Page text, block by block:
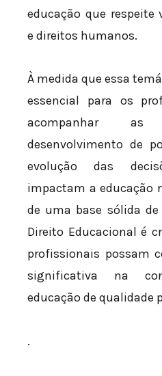
educação que respeite
e direitos humanos.
À medida que essa
essencial para os
acompanhar
desenvolvimento de
evolução das
impactam a educação
de uma base sólida
Direito Educacional é
profissionais possam
significativa na
educação de qualidade
.